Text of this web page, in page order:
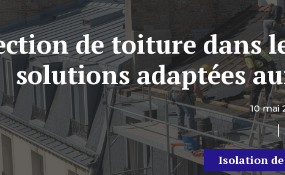
de toiture dans
solutions adaptées
10 mai
Isolation